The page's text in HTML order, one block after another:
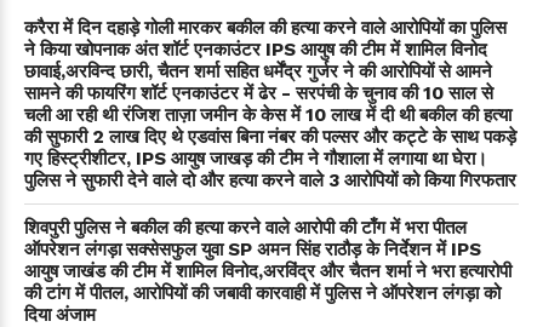
करैरा में दिन दहाड़े गोली मारकर बकील की हत्या करने वाले आरोपियों का पुलिस
ने किया खोपनाक अंत शॉर्ट एनकाउंटर IPS आयुष की टीम में शामिल विनोद
छावाई,अरविन्द छारी, चैतन शर्मा सहित धर्मेंद्र गुर्जर ने की आरोपियों से आमने
सामने की फायरिंग शॉर्ट एनकाउंटर में ढेर - सरपंची के चुनाव की 10 साल से
चली आ रही थी रंजिश ताज़ा जमीन के केस में 10 लाख में दी थी बकील की हत्या
की सुफारी 2 लाख दिए थे एडवांस बिना नंबर की पल्सर और कट्टे के साथ पकड़े
गए हिस्ट्रीशीटर, IPS आयुष जाखड़ की टीम ने गौशाला में लगाया था घेरा।
पुलिस ने सुफारी देने वाले दो और हत्या करने वाले 3 आरोपियों को किया गिरफतार
शिवपुरी पुलिस ने बकील की हत्या करने वाले आरोपी की टाँग में भरा पीतल
ऑपरेशन लंगड़ा सक्सेसफुल युवा SP अमन सिंह राठौड़ के निर्देशन में IPS
आयुष जाखंड की टीम में शामिल विनोद,अरविंद्र और चैतन शर्मा ने भरा हत्यारोपी
की टांग में पीतल, आरोपियों की जबावी कारवाही में पुलिस ने ऑपरेशन लंगड़ा को
दिया अंजाम